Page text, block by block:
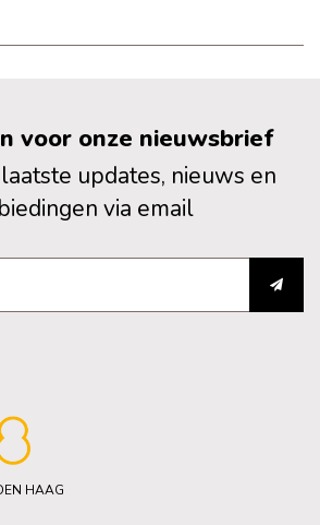
voor onze nieuwsbrief
updates, nieuws en
via email
HAAG